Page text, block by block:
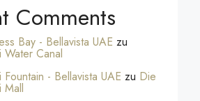
Comments
Bay - Bellavista UAE zu
Water Canal
Fountain - Bellavista UAE zu Die
Mall